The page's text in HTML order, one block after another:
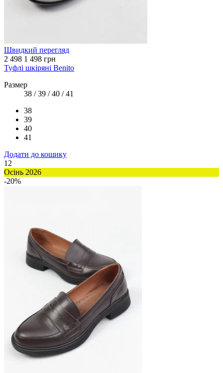
Швидкий перегляд
2 498 1 498 грн
Туфлі шкіряні Benito
Размер
38 / 39 / 40 / 41
38
39
40
41
Додати до кошику
12
Осінь 2026
-20%